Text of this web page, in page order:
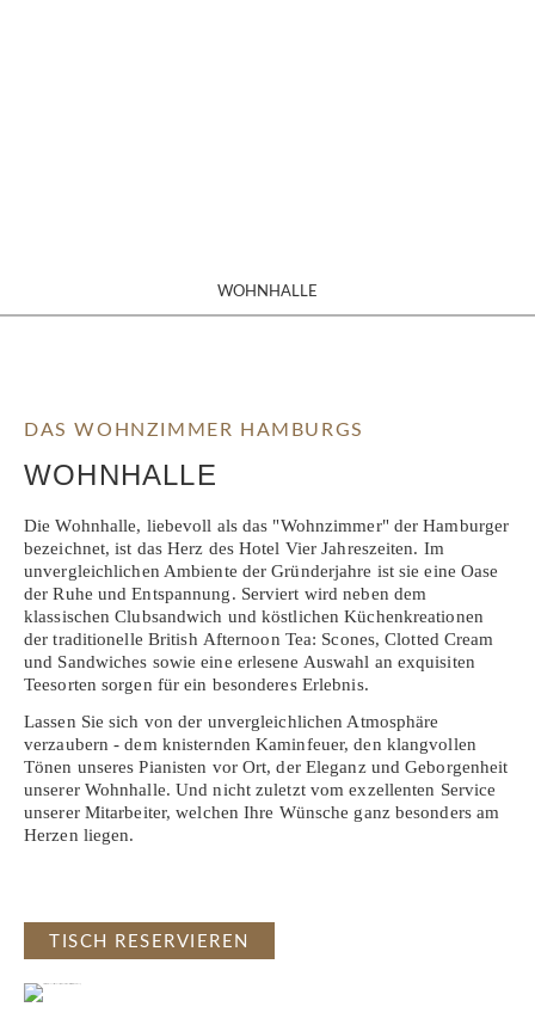
WOHNHALLE
DAS WOHNZIMMER HAMBURGS
WOHNHALLE
Die Wohnhalle, liebevoll als das "Wohnzimmer" der Hamburger
bezeichnet, ist das Herz des Hotel Vier Jahreszeiten. Im
unvergleichlichen Ambiente der Gründerjahre ist sie eine Oase
der Ruhe und Entspannung. Serviert wird neben dem
klassischen Clubsandwich und köstlichen Küchenkreationen
der traditionelle British Afternoon Tea: Scones, Clotted Cream
und Sandwiches sowie eine erlesene Auswahl an exquisiten
Teesorten sorgen für ein besonderes Erlebnis.
Lassen Sie sich von der unvergleichlichen Atmosphäre
verzaubern - dem knisternden Kaminfeuer, den klangvollen
Tönen unseres Pianisten vor Ort, der Eleganz und Geborgenheit
unserer Wohnhalle. Und nicht zuletzt vom exzellenten Service
unserer Mitarbeiter, welchen Ihre Wünsche ganz besonders am
Herzen liegen.
TISCH RESERVIEREN